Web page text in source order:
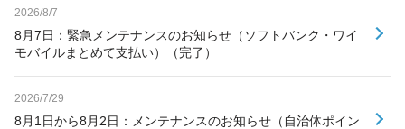
2026/8/7
8月7日：緊急メンテナンスのお知らせ（ソフトバンク・ワイ
モバイルまとめて支払い）（完了）
2026/7/29
8月1日から8月2日：メンテナンスのお知らせ（自治体ポイン